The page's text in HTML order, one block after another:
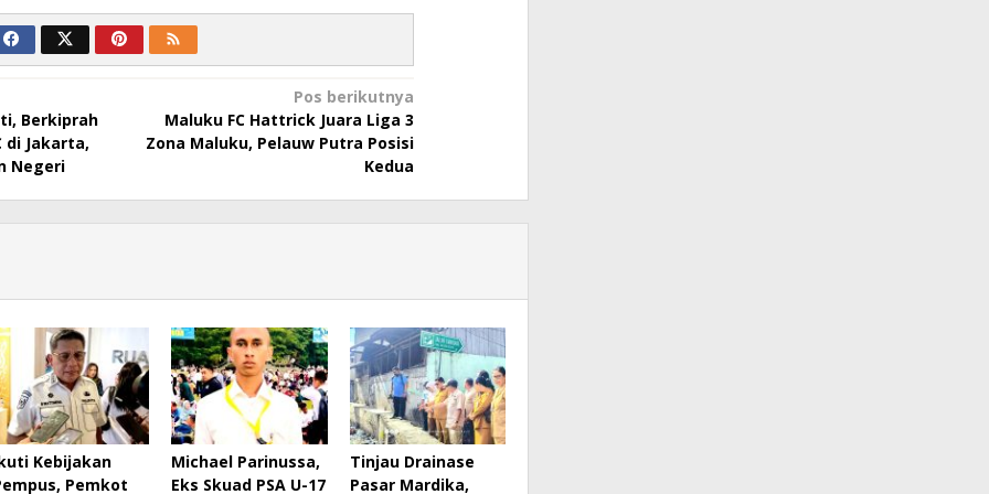
Berkiprah
di Jakarta,
Negeri
Pos berikutnya
Maluku FC Hattrick Juara Liga 3
Zona Maluku, Pelauw Putra Posisi
Kedua
Kebijakan
Pemkot
Michael Parinussa,
Eks Skuad PSA U-17
Tinjau Drainase
Pasar Mardika,